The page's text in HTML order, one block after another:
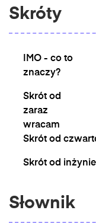
Skróty
IMO - co to
znaczy?
Skrót od
zaraz
wracam
Skrót od
Skrót od
Słownik